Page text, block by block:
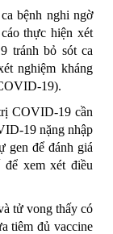
bệnh nghi ngờ
thực hiện xét
tránh bỏ sót ca
nghiệm kháng
19).
COVID-19 cần
19 nặng nhập
gen để đánh giá
xem xét điều
tử vong thấy có
tiêm đủ vaccine